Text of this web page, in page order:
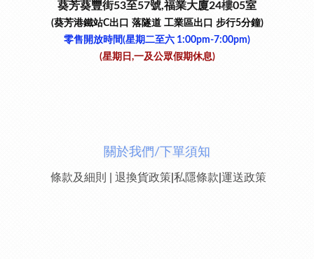
葵芳葵豐街53至57號,福業大廈24樓05室
(葵芳港鐵站C出口 落隧道 工業區出口 步行5分鐘)
零售開放時間(星期二至六​ 1:00pm-7:00pm)
(星期日,一及公眾假期休息)
關於我們/下單須知
條款及細則 退換貨政策 私隱條款 運送政策